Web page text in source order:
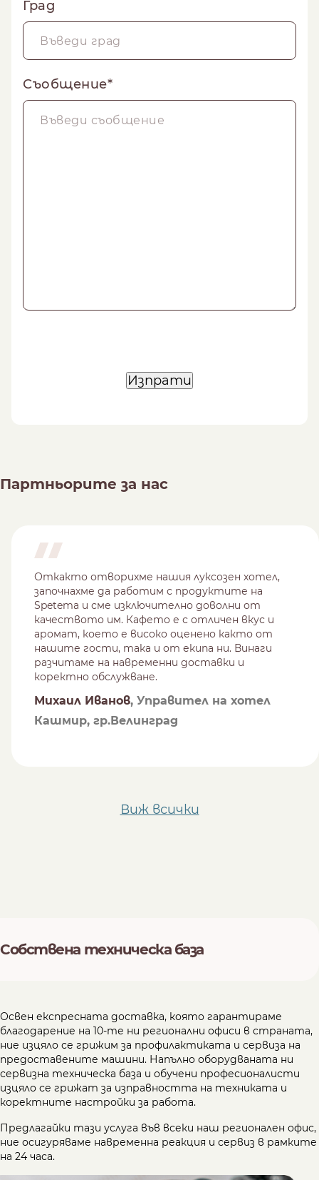
Град
Съобщение*
Изпрати
Партньорите за нас
Откакто отворихме нашия луксозен хотел,
започнахме да работим с продуктите на
Spetema и сме изключително доволни от
качеството им. Кафето е с отличен вкус и
аромат, което е високо оценено както от
нашите гости, така и от екипа ни. Винаги
разчитаме на навременни доставки и
коректно обслужване.
Михаил Иванов, Управител на хотел
Кашмир, гр.Велинград
Виж всички
Собствена техническа база
Освен експресната доставка, която гарантираме
благодарение на 10-те ни регионални офиси в страната,
ние изцяло се грижим за профилактиката и сервиза на
предоставените машини. Напълно оборудваната ни
сервизна техническа база и обучени професионалисти
изцяло се грижат за изправността на техниката и
коректните настройки за работа.
Предлагайки тази услуга във всеки наш регионален офис,
ние осигуряваме навременна реакция и сервиз в рамките
на 24 часа.